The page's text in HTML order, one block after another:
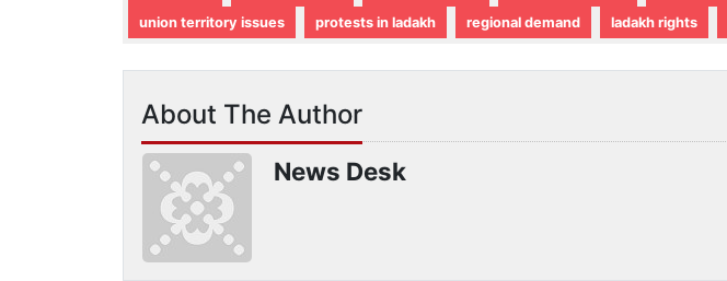
union territory issues
protests in ladakh regional demand ladakh rights
About The Author
News Desk